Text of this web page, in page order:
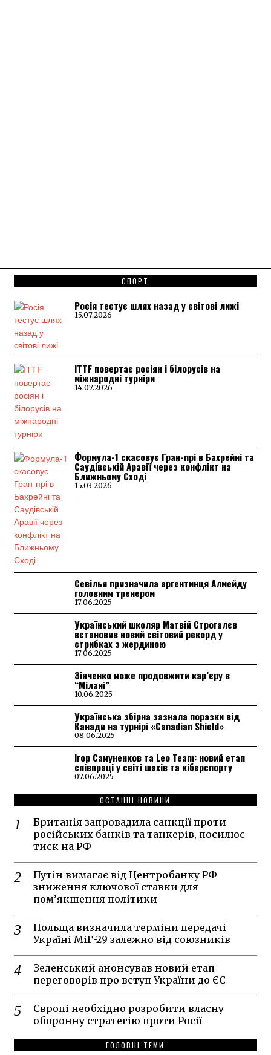
СПОРТ
Росія тестує шлях назад у світові лижі
15.07.2026
ITTF повертає росіян і білорусів на
міжнародні турніри
14.07.2026
Формула-1 скасовує Гран-прі в Бахрейні та
Саудівській Аравії через конфлікт на
Ближньому Сході
15.03.2026
Севілья призначила аргентинця Алмейду
головним тренером
17.06.2025
Український школяр Матвій Строгалєв
встановив новий світовий рекорд у
стрибках з жердиною
17.06.2025
Зінченко може продовжити кар’єру в
“Мілані”
10.06.2025
Українська збірна зазнала поразки від
Канади на турнірі «Canadian Shield»
08.06.2025
Ігор Самуненков та Leo Team: новий етап
співпраці у світі шахів та кіберспорту
07.06.2025
ОСТАННІ НОВИНИ
Британія запровадила санкції проти
російських банків та танкерів, посилює
тиск на РФ
Путін вимагає від Центробанку РФ
зниження ключової ставки для
пом’якшення політики
Польща визначила терміни передачі
Україні МіГ-29 залежно від союзників
Зеленський анонсував новий етап
переговорів про вступ України до ЄС
Європі необхідно розробити власну
оборонну стратегію проти Росії
ГОЛОВНІ ТЕМИ